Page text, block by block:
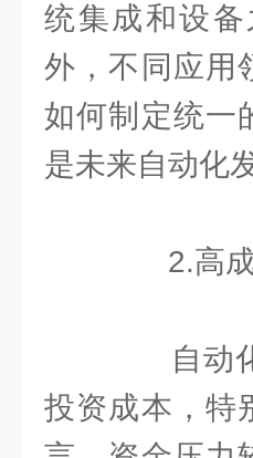
统集成和设
外，不同应用
如何制定统一
是未来自动化
2.高成
自动化
投资成本，特